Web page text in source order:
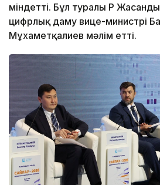
міндетті. Бұл туралы ҚР
цифрлық даму вице-министрі
Мұхаметқалиев мәлім етті.